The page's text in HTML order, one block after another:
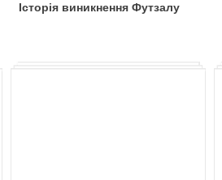
Історія виникнення Футзалу